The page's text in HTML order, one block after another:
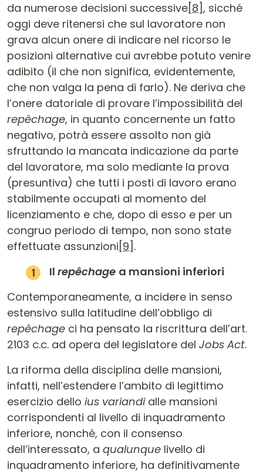
da numerose decisioni successive[8], sicché
oggi deve ritenersi che sul lavoratore non
grava alcun onere di indicare nel ricorso le
posizioni alternative cui avrebbe potuto venire
adibito (il che non significa, evidentemente,
che non valga la pena di farlo). Ne deriva che
l’onere datoriale di provare l’impossibilità del
repêchage, in quanto concernente un fatto
negativo, potrà essere assolto non già
sfruttando la mancata indicazione da parte
del lavoratore, ma solo mediante la prova
(presuntiva) che tutti i posti di lavoro erano
stabilmente occupati al momento del
licenziamento e che, dopo di esso e per un
congruo periodo di tempo, non sono state
effettuate assunzioni [9] .
Il repêchage a mansioni inferiori
Contemporaneamente, a incidere in senso
estensivo sulla latitudine dell’obbligo di
repêchage ci ha pensato la riscrittura dell’art.
2103 c.c. ad opera del legislatore del Jobs Act.
La riforma della disciplina delle mansioni,
infatti, nell’estendere l’ambito di legittimo
esercizio dello ius variandi alle mansioni
corrispondenti al livello di inquadramento
inferiore, nonché, con il consenso
dell’interessato, a qualunque livello di
inquadramento inferiore, ha definitivamente